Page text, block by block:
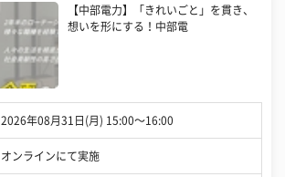
【中部電力】「きれいごと」を貫き、
想いを形にする！中部電
2026年08月31日(月) 15:00〜16:00
オンラインにて実施